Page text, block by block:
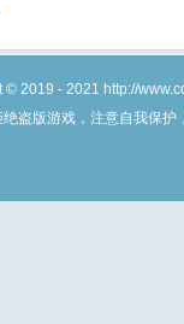
© 2019 - 2021 http://
盗版游戏，注意自我保